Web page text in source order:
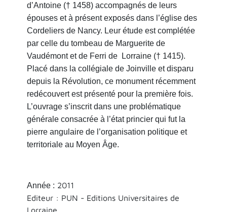
d’Antoine († 1458) accompagnés de leurs
épouses et à présent exposés dans l’église des
Cordeliers de Nancy. Leur étude est complétée
par celle du tombeau de Marguerite de
Vaudémont et de Ferri de Lorraine († 1415).
Placé dans la collégiale de Joinville et disparu
depuis la Révolution, ce monument récemment
redécouvert est présenté pour la première fois.
L’ouvrage s’inscrit dans une problématique
générale consacrée à l’état princier qui fut la
pierre angulaire de l’organisation politique et
territoriale au Moyen Âge.
Année : 2011
Editeur : PUN - Editions Universitaires de
Lorraine